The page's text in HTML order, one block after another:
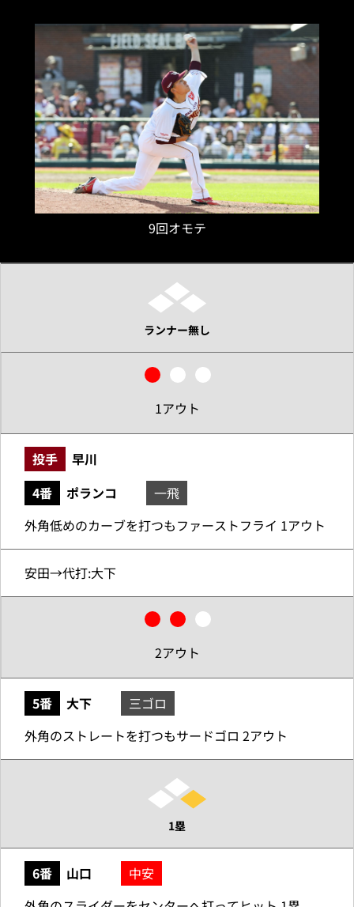
9回オモテ
ランナー無し
1アウト
投手
早川
4番
ポランコ
一飛
外角低めのカーブを打つもファーストフライ 1アウト
安田→代打:大下
2アウト
5番 大下
三ゴロ
外角のストレートを打つもサードゴロ 2アウト
1塁
6番 山口
中安